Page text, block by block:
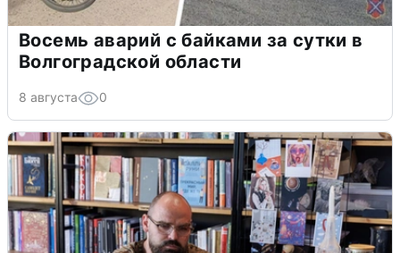
Восемь аварий с байками за сутки в
Волгоградской области
8 августа 0